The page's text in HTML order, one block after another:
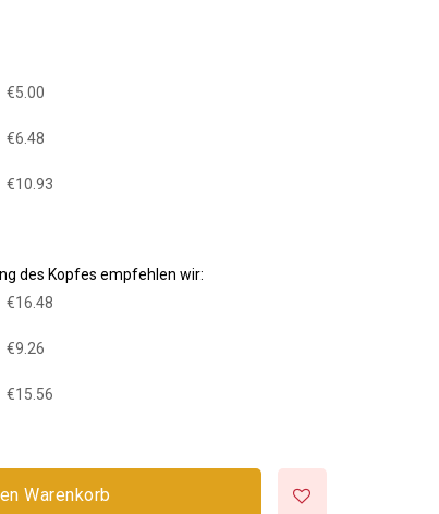
€5.00
€6.48
€10.93
des Kopfes empfehlen wir:
€16.48
€9.26
€15.56
Warenkorb